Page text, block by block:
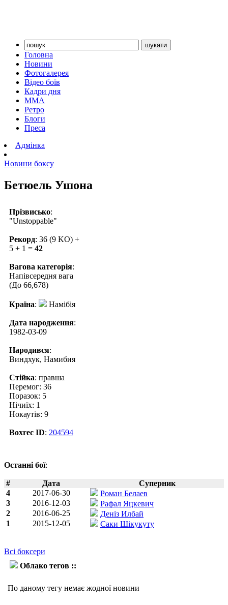
Головна
Новини
Фотогалерея
Відео боїв
Кадри дня
ММА
Ретро
Блоги
Преса
Адмінка
Новини боксу
Бетюель Ушона
Прізвисько:
"Unstoppable"
Рекорд: 36 (9 KO) +
5 + 1 = 42
Вагова категорія:
Напівсередня вага
(До 66,678)
Країна: Намібія
Дата народження:
1982-03-09
Народився:
Виндхук, Намибия
Стійка: правша
Перемог: 36
Поразок: 5
Нічиїх: 1
Нокаутів: 9
Boxrec ID: 204594
Останні бої:
# Дата
Суперник
4
2017-06-30
Роман Белаев
3
2016-12-03
Рафал Яцкевич
2
2016-06-25
Деніз Илбай
1
2015-12-05 Саки Шікукуту
Всі боксери
Облако тегов ::
По даному тегу немає жодної новини